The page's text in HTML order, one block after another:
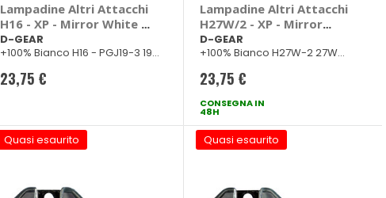
Lampadine Altri Attacchi
H16 - XP - Mirror White -
D-GEAR
D-GEAR
+100% Bianco H16 - PGJ19-3 19W
23,75 €
Lampadine Altri Attacchi
H27W/2 - XP - Mirror
White - D-GEAR
D-GEAR
+100% Bianco H27W-2 27W
23,75 €
CONSEGNA IN
48H
Quasi esaurito Quasi esaurito